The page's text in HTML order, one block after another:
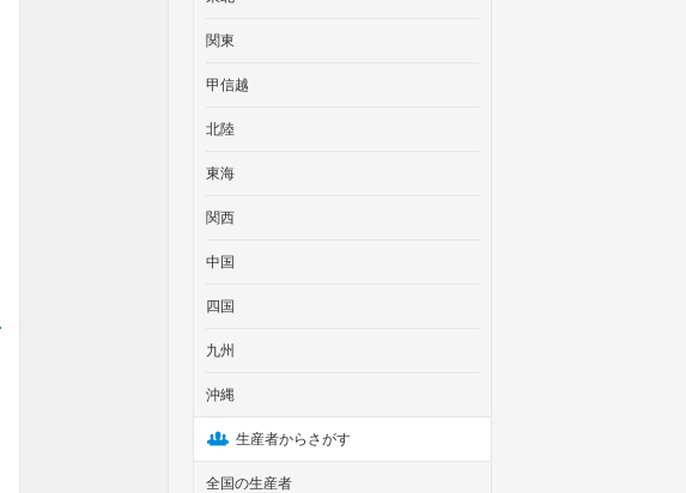
関東
甲信越
北陸
東海
関西
中国
四国
九州
沖縄
生産者からさがす
全国の生産者